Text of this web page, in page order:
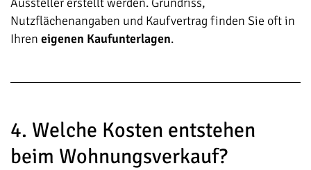
Nutzflächenangaben und Kaufvertrag finden Sie oft in
Ihren eigenen Kaufunterlagen.
4. Welche Kosten entstehen
beim Wohnungsverkauf?